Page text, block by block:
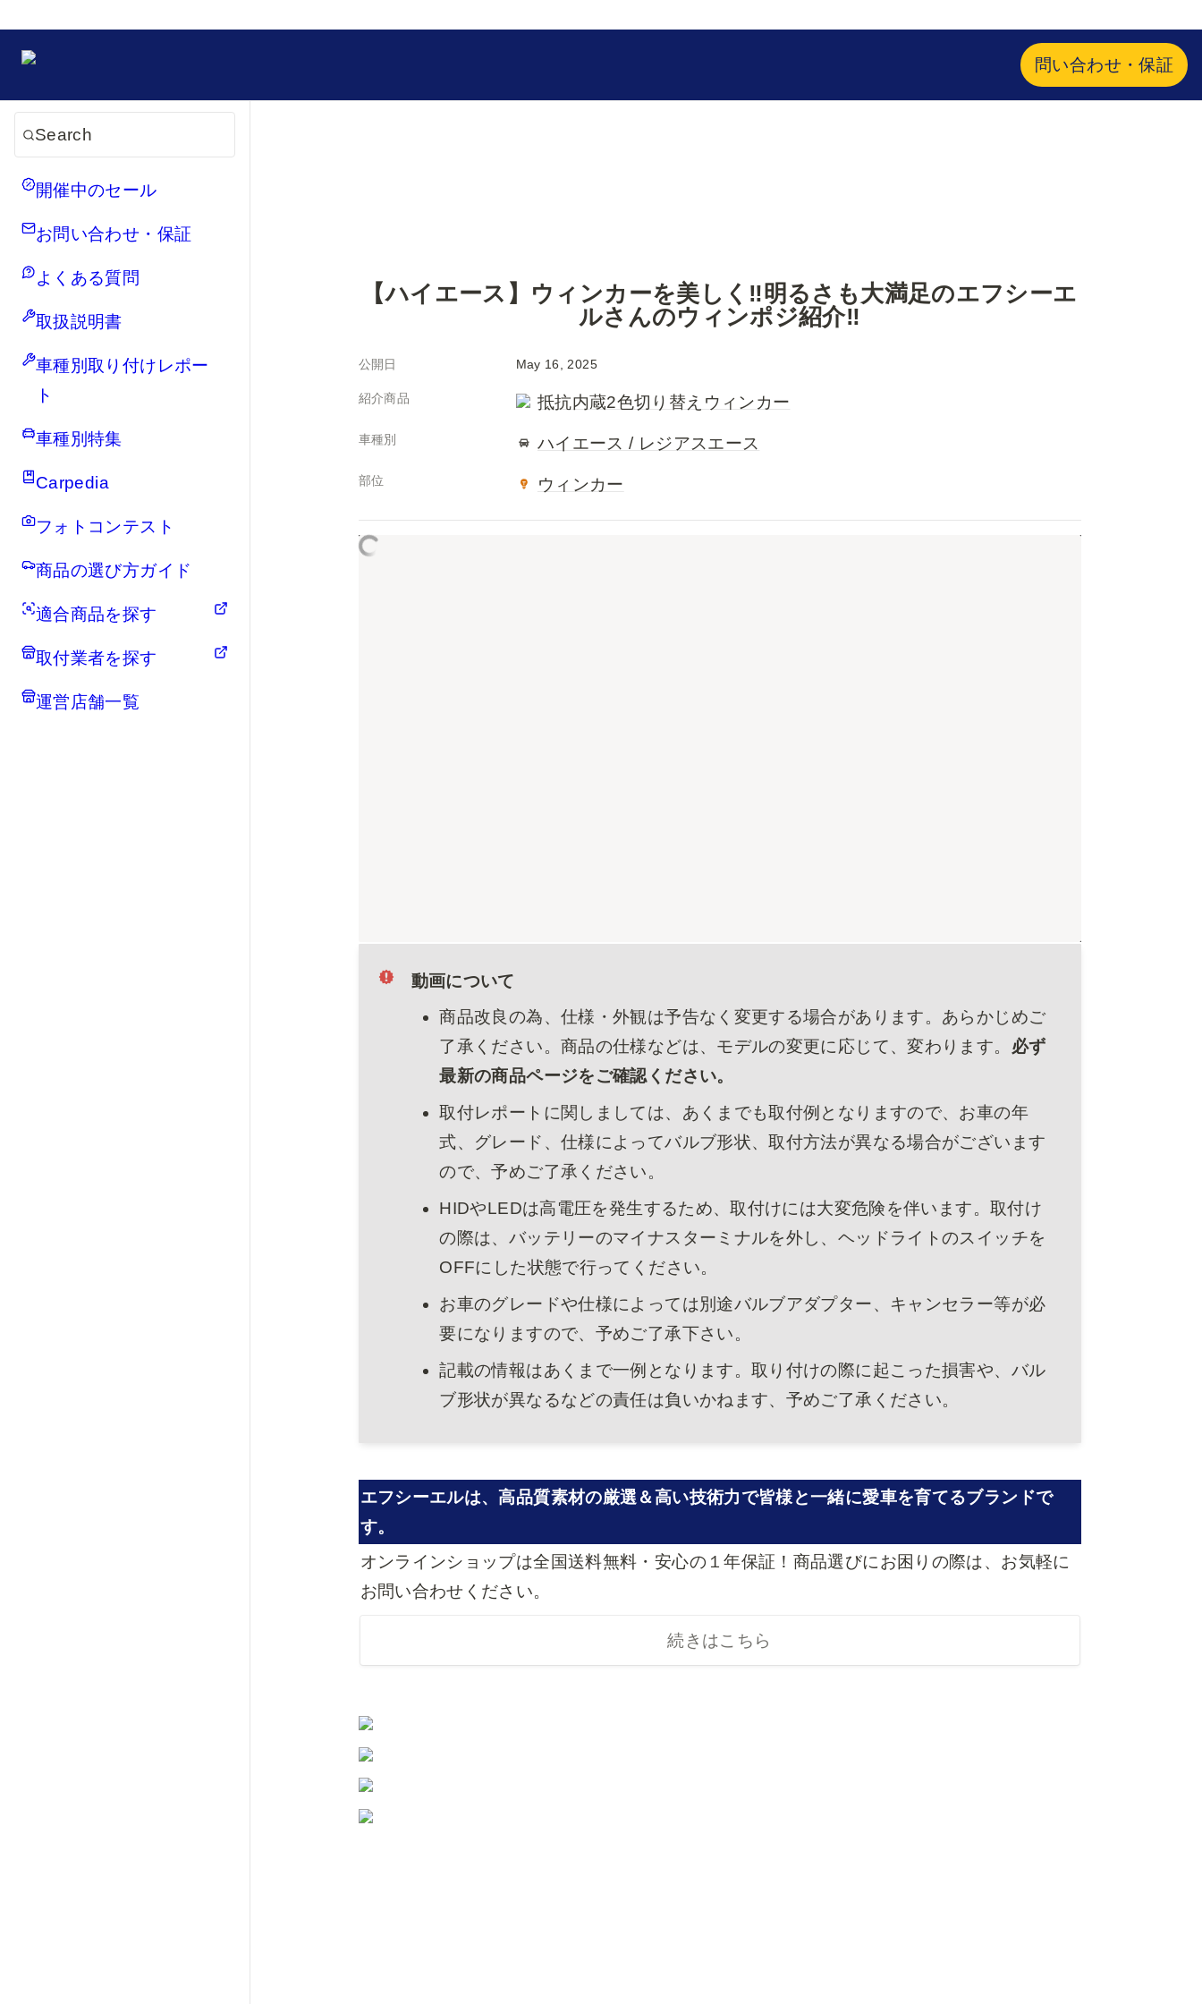
問い合わせ・保証
Search
開催中のセール
お問い合わせ・保証
よくある質問
取扱説明書
車種別取り付けレポー
ト
車種別特集
Carpedia
フォトコンテスト
商品の選び方ガイド
適合商品を探す
取付業者を探す
運営店舗一覧
【ハイエース】ウィンカーを美しく‼️明るさも大満足のエフシーエ
ルさんのウィンポジ紹介‼️
公開日 May 16, 2025
紹介商品 抵抗内蔵2色切り替えウィンカー
車種別 ハイエース / レジアスエース
部位 ウィンカー
動画について
商品改良の為、仕様・外観は予告なく変更する場合があります。あらかじめご
了承ください。商品の仕様などは、モデルの変更に応じて、変わります。 必ず
最新の商品ページをご確認ください。
取付レポートに関しましては、あくまでも取付例となりますので、お車の年
式、グレード、仕様によってバルブ形状、取付方法が異なる場合がございます
ので、予めご了承ください。
HIDやLEDは高電圧を発生するため、取付けには大変危険を伴います。取付け
の際は、バッテリーのマイナスターミナルを外し、ヘッドライトのスイッチを
OFFにした状態で行ってください。
お車のグレードや仕様によっては別途バルブアダプター、キャンセラー等が必
要になりますので、予めご了承下さい。
記載の情報はあくまで一例となります。取り付けの際に起こった損害や、バル
ブ形状が異なるなどの責任は負いかねます、予めご了承ください。
エフシーエルは、高品質素材の厳選＆高い技術力で皆様と一緒に愛車を育てるブランドで
す。
オンラインショップは全国送料無料・安心の１年保証！商品選びにお困りの際は、お気軽に
お問い合わせください。
続きはこちら